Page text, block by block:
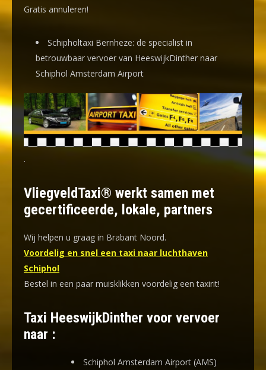
Gratis annuleren!
Schipholtaxi Bernheze: de specialist in
betrouwbaar vervoer van HeeswijkDinther naar
Schiphol Amsterdam Airport
.
VliegveldTaxi® werkt samen met
gecertificeerde, lokale, partners
Wij helpen u graag in Brabant Noord.
Voordelig en snel een taxi naar luchthaven
Schiphol
Bestel in een paar muisklikken voordelig een taxirit!
Taxi HeeswijkDinther voor vervoer
naar :
Schiphol Amsterdam Airport (AMS)